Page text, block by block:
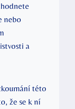
nebo
a
této
že se k ní